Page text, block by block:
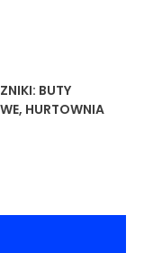
BUTY
, HURTOWNIA